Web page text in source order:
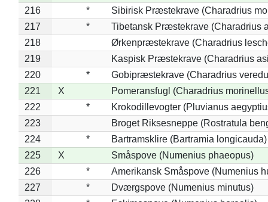
216
*
Sibirisk Præstekrave (Charadrius
217
*
Tibetansk Præstekrave (Charadrius
218
Ørkenpræstekrave (Charadrius
219
Kaspisk Præstekrave (Charadrius
220
*
Gobipræstekrave (Charadrius
221
X
Pomeransfugl (Charadrius
222
*
Krokodillevogter (Pluvianus
223
Broget Riksesneppe (Rostratula
224
*
Bartramsklire (Bartramia longicauda)
225
X
Småspove (Numenius phaeopus)
226
*
Amerikansk Småspove (Numenius
227
*
Dværgspove (Numenius minutus)